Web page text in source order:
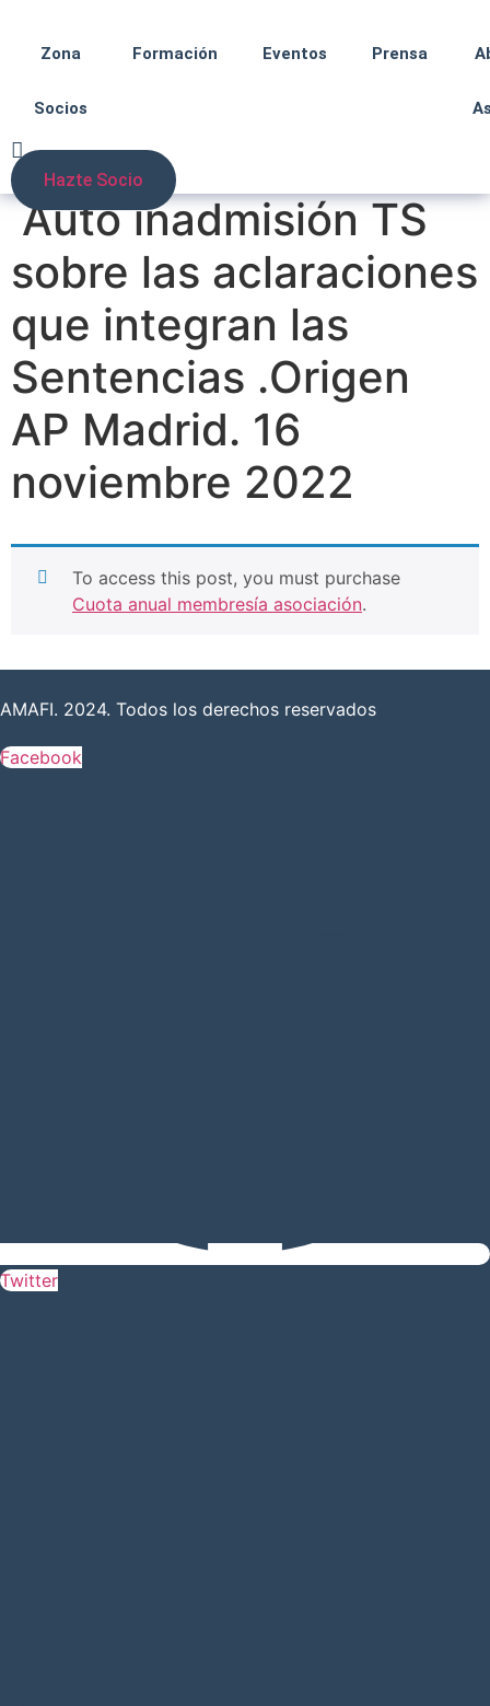
Zona
Socios
Formación Eventos Prensa
Hazte Socio
Auto inadmisión TS
sobre las aclaraciones
que integran las
Sentencias .Origen
AP Madrid. 16
noviembre 2022
To access this post, you must purchase
Cuota anual membresía asociación.
AMAFI. 2024. Todos los derechos reservados
Facebook
Twitter